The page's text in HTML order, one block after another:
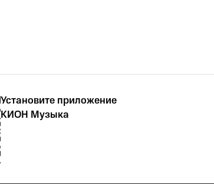
Установите приложение
КИОН Музыка